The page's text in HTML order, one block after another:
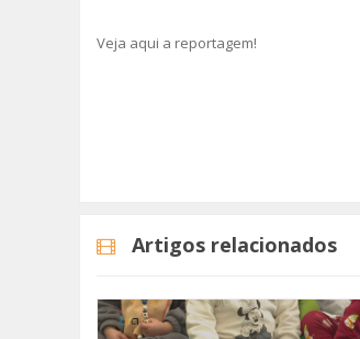
Veja aqui a reportagem!
Artigos relacionados